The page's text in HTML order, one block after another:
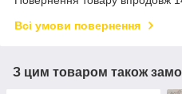
Всі умови повернення
З цим товаром також